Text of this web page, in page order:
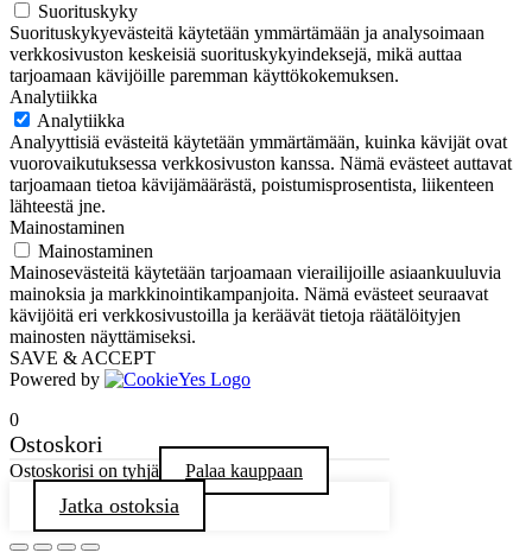
Suorituskyky
Suorituskykyevästeitä käytetään ymmärtämään ja analysoimaan
verkkosivuston keskeisiä suorituskykyindeksejä, mikä auttaa
tarjoamaan kävijöille paremman käyttökokemuksen.
Analytiikka
Analytiikka
Analyyttisiä evästeitä käytetään ymmärtämään, kuinka kävijät ovat
vuorovaikutuksessa verkkosivuston kanssa. Nämä evästeet auttavat
tarjoamaan tietoa kävijämäärästä, poistumisprosentista, liikenteen
lähteestä jne.
Mainostaminen
Mainostaminen
Mainosevästeitä käytetään tarjoamaan vierailijoille asiaankuuluvia
mainoksia ja markkinointikampanjoita. Nämä evästeet seuraavat
kävijöitä eri verkkosivustoilla ja keräävät tietoja räätälöityjen
mainosten näyttämiseksi.
SAVE & ACCEPT
Powered by
0
Ostoskori
Ostoskorisi on tyhjä Palaa kauppaan
Jatka ostoksia